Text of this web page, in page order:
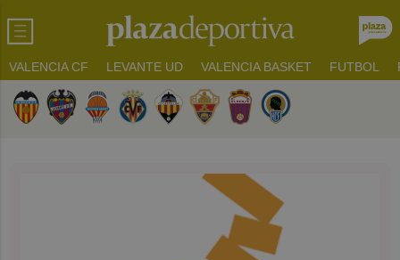
VALENCIA CF LEVANTE UD VALENCIA BASKET FUTBOL